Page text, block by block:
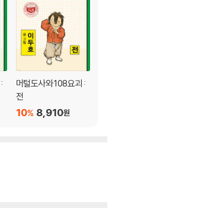
머털도사와 108요괴 :
전
8,910원
10%